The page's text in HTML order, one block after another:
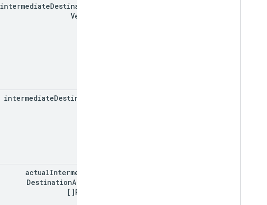
intermediateDestinations
Version
intermediateDestination
actualIntermediate
DestinationArrival
Points[]